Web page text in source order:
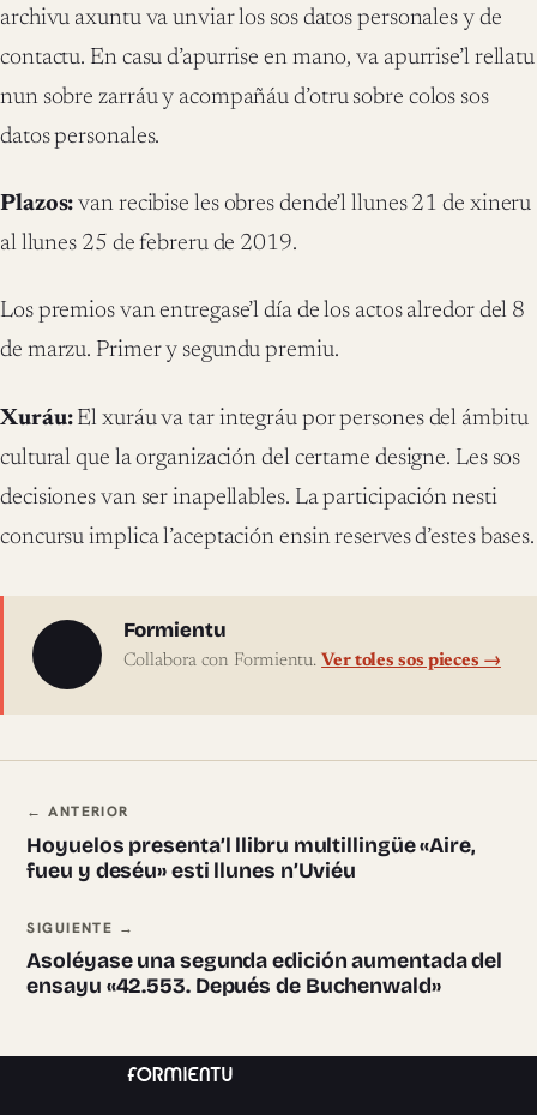
archivu axuntu va unviar los sos datos personales y de
contactu. En casu d’apurrise en mano, va apurrise’l rellatu
nun sobre zarráu y acompañáu d’otru sobre colos sos
datos personales.
Plazos: van recibise les obres dende’l llunes 21 de xineru
al llunes 25 de febreru de 2019.
Los premios van entregase’l día de los actos alredor del 8
de marzu. Primer y segundu premiu.
Xuráu:El xuráu va tar integráu por persones del ámbitu
cultural que la organización del certame designe. Les sos
decisiones van ser inapellables. La participación nesti
concursu implica l’aceptación ensin reserves d’estes bases.
Sobre l'autor
Formientu
Collabora con Formientu. Ver toles sos pieces →
Navegación ente pieces
← ANTERIOR
Hoyuelos presenta’l llibru multillingüe «Aire,
fueu y deséu» esti llunes n’Uviéu
SIGUIENTE →
Asoléyase una segunda edición aumentada del
ensayu «42.553. Depués de Buchenwald»